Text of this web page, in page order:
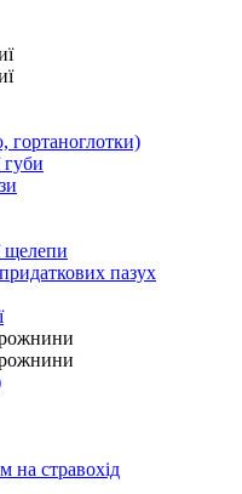
гортаноглотки)
губи
щелепи
пазух
на стравохід